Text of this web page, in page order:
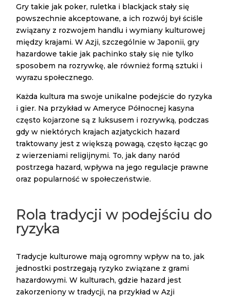
Gry takie jak poker, ruletka i blackjack stały się
powszechnie akceptowane, a ich rozwój był ściśle
związany z rozwojem handlu i wymiany kulturowej
między krajami. W Azji, szczególnie w Japonii, gry
hazardowe takie jak pachinko stały się nie tylko
sposobem na rozrywkę, ale również formą sztuki i
wyrazu społecznego.
Każda kultura ma swoje unikalne podejście do ryzyka
i gier. Na przykład w Ameryce Północnej kasyna
często kojarzone są z luksusem i rozrywką, podczas
gdy w niektórych krajach azjatyckich hazard
traktowany jest z większą powagą, często łącząc go
z wierzeniami religijnymi. To, jak dany naród
postrzega hazard, wpływa na jego regulacje prawne
oraz popularność w społeczeństwie.
Rola tradycji w podejściu do
ryzyka
Tradycje kulturowe mają ogromny wpływ na to, jak
jednostki postrzegają ryzyko związane z grami
hazardowymi. W kulturach, gdzie hazard jest
zakorzeniony w tradycji, na przykład w Azji